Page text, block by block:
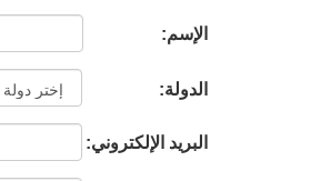
الإسم:
الدولة:
البريد الإلكتروني: